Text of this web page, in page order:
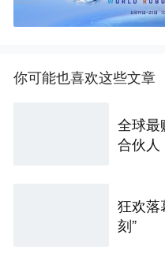
你可能也喜欢这些文章
全球最
合伙人
狂欢落
刻”